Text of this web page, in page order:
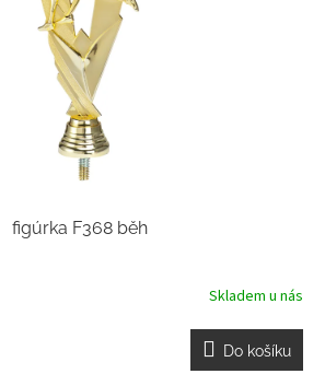
figúrka F368 běh
Skladem u nás
Do košíku